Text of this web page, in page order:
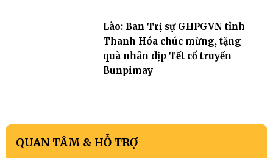
Lào: Ban Trị sự GHPGVN tỉnh
Thanh Hóa chúc mừng, tặng
quà nhân dịp Tết cổ truyền
Bunpimay
QUAN TÂM & HỖ TRỢ